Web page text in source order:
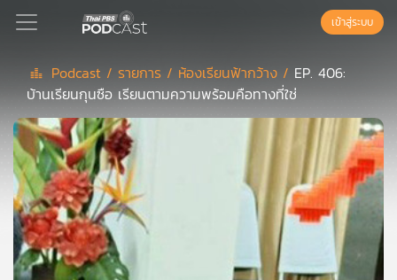
Podcast
เพล
ย์
ลิ
สต์
แนะนำ
เข้าสู่ระบบ
Podcast / รายการ / ห้องเรียนฟ้ากว้าง / EP. 406:
บ้านเรียนกุนซือ เรียนตามความพร้อมคือทางที่ใช่